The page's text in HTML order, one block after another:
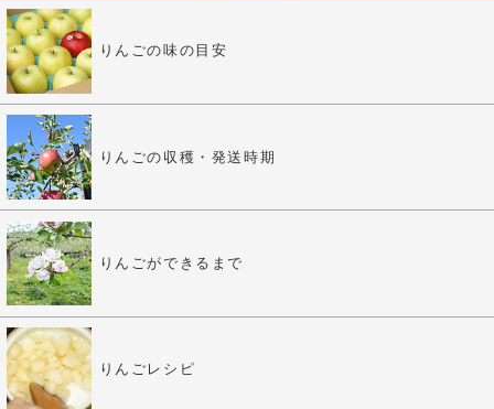
りんごの味の目安
りんごの収穫・発送時期
りんごができるまで
りんごレシピ